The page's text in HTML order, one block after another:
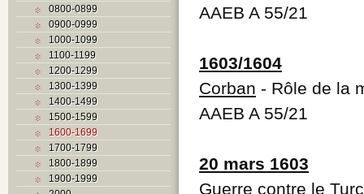
0800-0899
0900-0999
1000-1099
1100-1199
1200-1299
1300-1399
1400-1499
1500-1599
1600-1699
1700-1799
1800-1899
1900-1999
AAEB A 55/21
1603/1604
Corban - Rôle de la
AAEB A 55/21
20 mars 1603
Guerre contre le Turc